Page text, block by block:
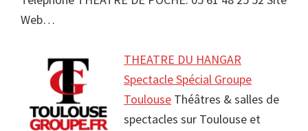
Web…
THEATRE DU HANGAR
Spectacle Spécial Groupe
Toulouse Théâtres & salles de
spectacles sur Toulouse et